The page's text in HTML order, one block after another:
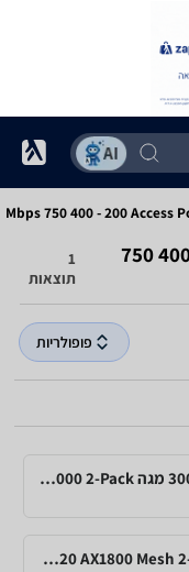
מגדילי טווח / Access Points ‏200 - 400 ‏750
1
תוצאות
פופולריות
מארז 2 מגדילי טווח מהירות 3000 מגה CUDY M3000 2-Pack
מערכת MESH ‏ Deco X20 AX1800 Mesh 2-Pack TP-Link